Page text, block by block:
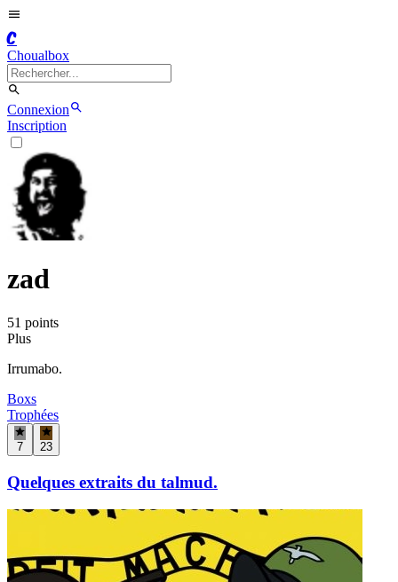
C
Choualbox
Connexion
Inscription
zad
51 points
Plus
Irrumabo.
Boxs
Trophées
7 23
Quelques extraits du talmud.